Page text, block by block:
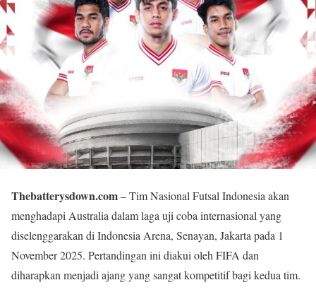
Thebatterysdown.com– Tim Nasional Futsal Indonesia akan
menghadapi Australia dalam laga uji coba internasional yang
diselenggarakan di Indonesia Arena, Senayan, Jakarta pada 1
November 2025. Pertandingan ini diakui oleh FIFA dan
diharapkan menjadi ajang yang sangat kompetitif bagi kedua tim.